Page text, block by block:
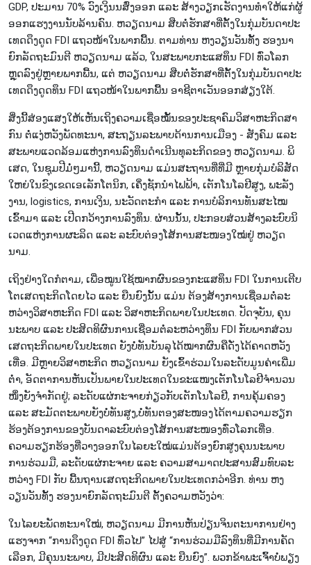
GDP, ປະ​ມານ 70% ວົງ​ເງິນນ​ສົ່ງ​ອອກ ແລະ ສ້າງວຽກ​ເຮັດ​ງານ​ທຳ​ໃຫ້​ແກ່ຜູ້​
ອອກ​ແຮງ​ງານ​ນັບ​ລ້ານ​ຄົນ. ຫວຽດ​ນາມ ສືບ​ຕໍ່​ຮັກ​ສາ​ທີ່​ຕັ້ງ​ໃນ​ກຸ່ມ​ບັນ​ດາ​ປະ​
ເທດ​ດຶງ​ດູດ FDI ແຖວ​ໜ້າ​ໃນ​ພາກ​ພື້ນ. ຕາມ​ທ່ານ ​ຫງວຽນ​ວັນ​ທັ້ງ ຮອງ​ນາ​
ຍົກ​ລັດ​ຖະ​ມົນ​ຕີ ຫວຽດ​ນາມ ແລ້ວ, ໃນ​ສະ​ພາບ​ກະ​ແສ​ທຶນ FDI ທົ່ວ​ໂລກ
ຫຼຸດ​ລົງ​ຢູ່ຫຼາຍ​ພາກ​ພື້ນ, ແຕ່ ຫວຽດ​ນາມ ສືບ​ຕໍ່​ຮັກ​ສາ​ທີ່​ຕັ້ງໃນ​ກຸ່ມ​ບັນ​ດາ​ປະ​
ເທດ​ດຶງ​ດູດ​ທຶນ FDI ແຖວ​ໜ້າໃນ​ພາກ​ພື້ນ ອາ​ຊີ​ຕາ​ເວັນ​ອອກ​ສ່ຽງ​ໃຕ້.
ສິ່ງ​ນີ້​ສ່ອງ​ແສງ​ໃຫ້ເຫັນເຖິງຄວາມ​​ເຊື່ອໝັ້ນຂອງ​ປະ​ຊາ​ຄົມ​ວິ​ສາ​ຫະ​ກິດ​ສາ​
ກົນ ຕໍ່​ແງ່​ຫວັງ​ພັດ​ທະ​ນາ, ​ສະ​ຖຽນ​ລະ​ພາບ​ດ້ານ​ການ​ເມືອງ - ສັງ​ຄົມ ແລະ
ສະ​ພາບແວດລ້ອມ​ແຫ່ງ​ການ​ລົງ​ທຶນ​ດຳ​ເນີນ​ທຸ​ລະ​ກິດ​ຂອງ ຫວຽດ​ນາມ. ພິ​
ເສດ, ໃນ​ຊຸມ​ປີ​ມໍ່ໆ​ມາ​ນີ້, ຫວຽດ​ນາມ ແມ່ນ​ສະ​ຖານ​ທີ່ທີ່​ມີ ຫຼາຍ​ກຸ່ມ​ບໍ​ລິ​ສັດ​​
ໃຫຍ່ໃນ​ຂົງ​ເຂດ​ເອ​ເລັກ​ໂຕ​ນິກ, ເຄິ່ງ​ຊັກ​ນຳ​ໄຟ​ຟ້າ, ເຕັກ​ໂນ​ໂລ​ຢີ​ສູງ, ພະ​ລັງ​
ງານ, logistics, ການ​ເງິນ, ນະ​ວັດ​ຕະ​ກຳ ແລະ ການ​ບໍ​ລິ​ການ​ທັນ​ສະ​ໄໝ​
ເຂົ້າ​ມາ ແລະ ເປີດກວ້າງ​ການ​ລົງ​ທຶນ​. ຜ່ານ​ນັ້ນ, ປະ​ກອບ​ສ່ວນ​ສ້າງ​ລະ​ບົບ​ນິ​
ເວດ​ແຫ່ງ​ການ​ຜະ​ລິດ ແລະ ລະ​ບົບຕ່ອງ​ໂສ້​ການ​ສະ​ໜອງ​ໃໝ່​ຢູ່ ຫວຽດ​
ນາມ.
ເຖິງ​ຢ່າງ​ໃດ​ກໍ​ຕາມ, ເພື່ອ​ໝູນ​ໃຊ້​ໝາກ​ຜົນ​ຂອງກະ​ແສ​ທຶນ FDI ໃນ​ການ​ເຕີ​ບ​
ໂຕ​ເສດ​ຖະ​ກິດໂດຍ​ໄວ ແລະ ຍືນ​ຍົງນັ້ນ ແມ່ນ ຕ້ອງ​ສ້າງ​ການ​ເຊື່ອມ​ຕໍ່​ລະ​
ຫວ່າງວິ​ສາ​ຫະ​ກິດ FDI ແລະ ວິ​ສາ​ຫະ​​ກິດ​ພາຍ​ໃນ​ປະ​ເທດ. ປັດ​ຈຸ​ບັນ, ຄຸນ​
ນະ​ພາບ ແລະ ປະ​ສິດ​ທິ​ຜົນ​​ການ​ເຊື່ອມ​ຕໍ່ລະ​ຫວ່າງທຶນ FDI ກັບພາກ​ສ່ວນ​
ເສດ​ຖະ​ກິດ​ພາຍ​ໃນ​ປະ​ເທດ ຍັງ​ບໍ່ທັນ​ບັນ​ລຸ​ໄດ້​ໝາກ​ຜົນ​ຄື​ດັ່ງ​ໄດ້​ຄາດ​ຫວັງ
ເທື່ອ. ມີຫຼາຍ​ວິ​ສາ​ຫະ​ກິດ ຫວຽດນາມ ຍັງ​ເຂົ້າ​​ຮ່ວມ​ໃນລະ​ດັບ​ມູນ​ຄ່າເພີ່ມ​
ຕ່ຳ, ອັດ​ຕາການ​ຫັນ​ເປັນ​ພາຍ​ໃນປະເທດ​ໃນ​ຂະ​ແໜງ​ເຕັກ​ໂນ​ໂລ​ຢີຈຳນວນ
ໜຶ່ງ​ຍັງ​​ຈຳ​ກັດຢູ່; ລະ​ດັບ​ແຜ່​ກະ​ຈາຍ​ກ່ຽວ​ກັບ​ເຕັກ​ໂນ​ໂລ​ຢີ, ການ​ຄຸ້ມ​ຄອງ
ແລະ ສະ​ມັດ​ຕະ​ພາບ​ຍັງ​ບໍ່​ທັນ​ສູງ,​ບໍ່​ທັນ​ຕອງ​ສະ​ໜອງ​ໄດ້ຕາມ​ຄວາມ​ຮຽກ​
ຮ້ອງ​ຕ້ອງ​ການ​ຂອງ​ບັນ​ດາ​ລະ​ບົບຕ່ອງ​ໂສ້​ການ​ສະ​ໜອງ​ທົ່ວ​ໂລກ​ເທື່ອ.
ຄວາມ​ຮຽກ​ຮ້ອງ​ທີ່​ວາງ​ອອກ​ໃນ​ໄລ​ຍະ​ໃໝ່​ແມ່ນ​ຕ້ອງ​ຍົກ​ສູງ​ຄຸນ​ນະ​ພາບ​​
ການ​ຮ່ວມ​ມື, ລະ​ດັບ​ແຜ່​ກະ​ຈາຍ​ ແລະ ຄວາມ​ສາ​ມາດ​ປະ​ສານ​ສົມ​ທົບ​ລະ​
ຫວ່າງ​ FDI ກັບ ພື້ນ​ຖານ​ເສ​ດ​ຖະ​ກິດ​ພາຍ​ໃນ​ປະ​ເທດກວ່າ​ອີກ. ທ່ານ ຫງ
ວຽນ​ວັນ​ທັ້ງ ​ຮອງ​ນາ​ຍົກ​ລັດ​ຖະ​ມົນ​ຕີ ຕັ້ງ​ຄວາມ​ຫວັງ​ວ່າ:
ໃນ​ໄລ​ຍະ​ພັດ​ທະ​ນ​າ​ໃໝ່, ຫວຽດ​ນາມ ມີ​ການ​ຫັນ​ປ່ຽນ​ຈິນ​ຕະ​ນາ​ການ​ຢ່າງ​
ແຮງ​ຈາກ “ການດຶງ​ດູດ FDI ທົ່ວ​ໄປ” ໄປ​ສູ່ “ການ​ຮ່ວມ​ມື​ລົງ​ທຶນ​ທີ່​ມີ​ການ​ຄັດ​
ເລືອກ, ມີຄຸນ​ນະ​ພາບ, ມີ​ປະ​ສິດ​ທິ​ຜົນ ແລະ ຍືນ​ຍົງ”. ພວກ​ຂ້າ​ພະ​ເຈົ້າ​ບໍ່​ພຽງ​